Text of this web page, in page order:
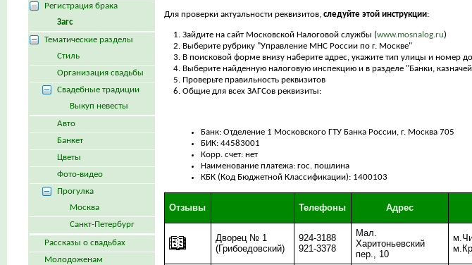
Для проверки актуальности реквизитов, следуйте этой инструкции:
Зайдите на сайт Московской Налоговой службы (www.mosnalog.ru)
Выберите рубрику "Управление МНС России по г. Москве"
В поисковой форме внизу наберите адрес, укажите тип улицы и номер
Выберите найденную налоговую инспекцию и в разделе "Банки,
Проверьте правильность реквизитов
Общие для всех ЗАГСов реквизиты:
Банк: Отделение 1 Московского ГТУ Банка России, г. Москва 705
БИК: 44583001
Корр. счет: нет
Наименование платежа: гос. пошлина
КБК (Код Бюджетной Классификации): 1400103
Отзывы Телефоны Адрес
Дворец № 1
(Грибоедовский)
924-3188
921-3378
Мал.
Харитоньевский
пер., 10
Регистрация брака
Загс
Тематические разделы
Стиль
Организация свадьбы
Свадебные традиции
Выкуп невесты
Авто
Банкет
Цветы
Фото-видео
Прогулка
Москва
Санкт-Петербург
Рассказы о свадьбах
Молодоженам